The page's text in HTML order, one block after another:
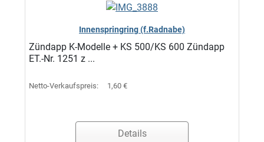
Innenspringring (f.Radnabe)
Zündapp K-Modelle + KS 500/KS 600 Zündapp
ET.-Nr. 1251 z ...
Netto-Verkaufspreis: 1,60 €
Details